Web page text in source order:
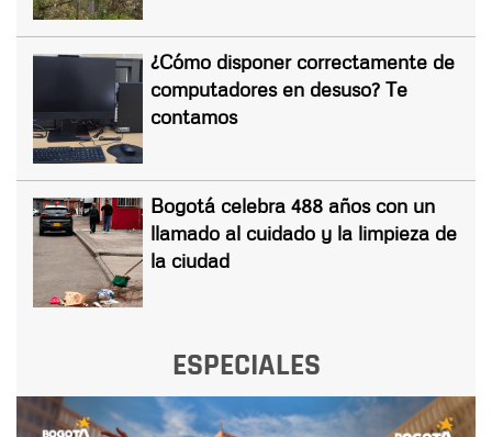
¿Cómo disponer correctamente de
computadores en desuso? Te
contamos
Bogotá celebra 488 años con un
llamado al cuidado y la limpieza de
la ciudad
ESPECIALES